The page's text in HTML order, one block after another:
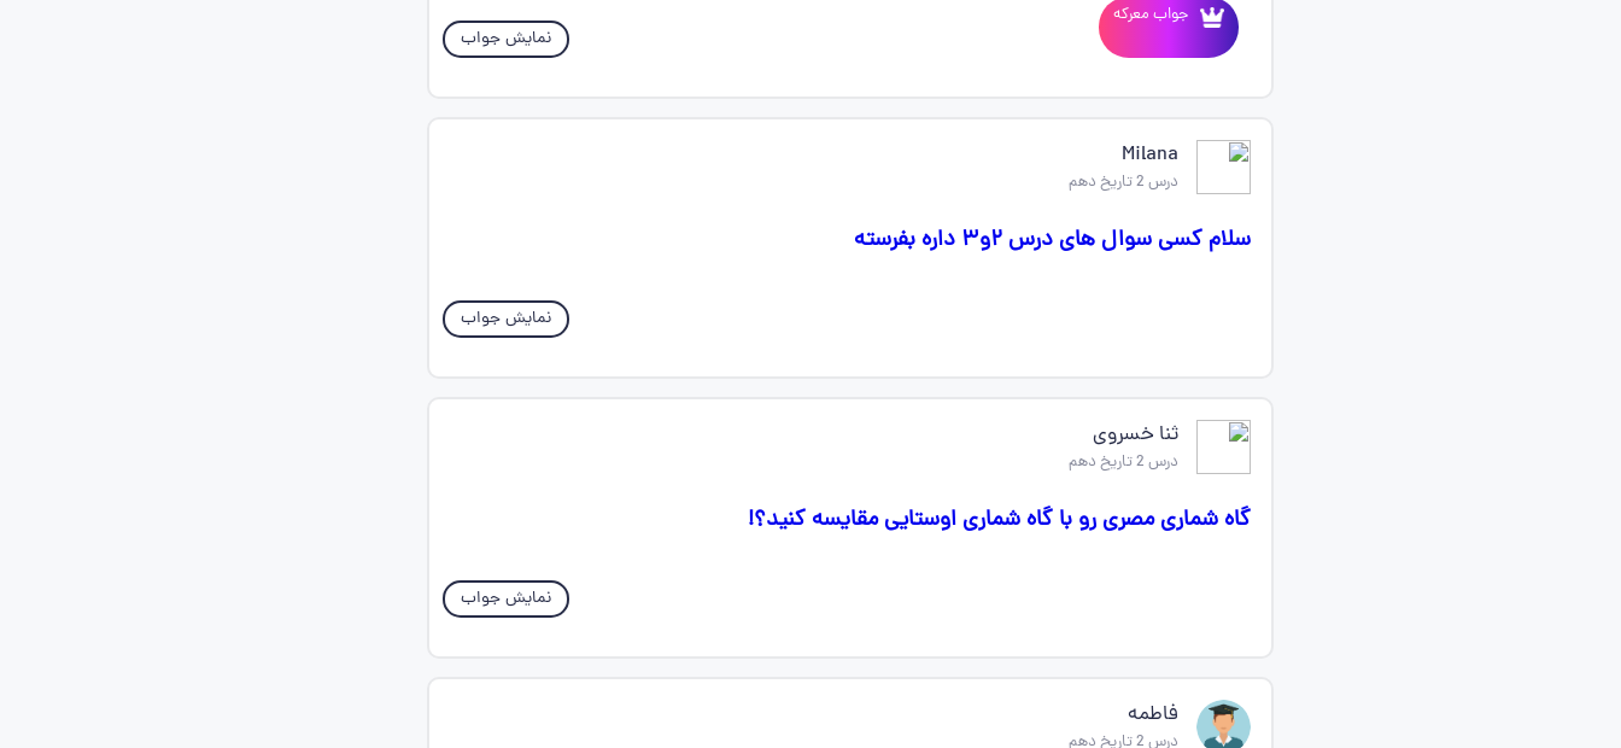
جواب معرکه
نمایش جواب
Milana
درس 2 تاریخ دهم
سلام کسی سوال های درس ۲و۳ داره بفرسته
نمایش جواب
ثنا خسروی
درس 2 تاریخ دهم
گاه شماری مصری رو با گاه شماری اوستایی مقایسه کنید؟!
نمایش جواب
فاطمه
درس 2 تاریخ دهم